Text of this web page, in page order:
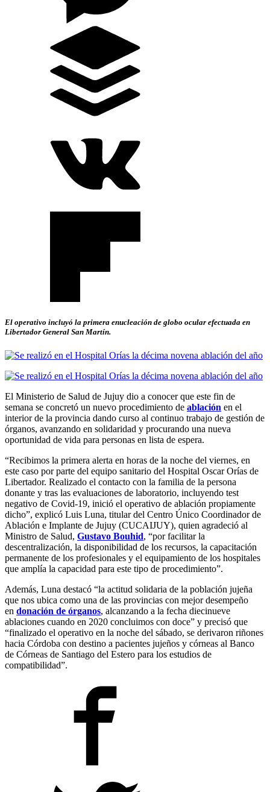
El operativo incluyó la primera enucleación de globo ocular efectuada en
Libertador General San Martín.
El Ministerio de Salud de Jujuy dio a conocer que este fin de
semana se concretó un nuevo procedimiento de ablación en el
interior de la provincia dando curso al continuo trabajo de gestión de
órganos, avanzando en solidaridad y procurando una nueva
oportunidad de vida para personas en lista de espera.
“Recibimos la primera alerta en horas de la noche del viernes, en
este caso por parte del equipo sanitario del Hospital Oscar Orías de
Libertador. Realizado el contacto con la familia de la persona
donante y tras las evaluaciones de laboratorio, incluyendo test
negativo de Covid-19, inició el operativo de ablación propiamente
dicho”, explicó Luis Luna, titular del Centro Único Coordinador de
Ablación e Implante de Jujuy (CUCAIJUY), quien agradeció al
Ministro de Salud, Gustavo Bouhid, “por facilitar la
descentralización, la disponibilidad de los recursos, la capacitación
permanente de los profesionales y el equipamiento de los hospitales
que amplía la capacidad para este tipo de procedimiento”.
Además, Luna destacó “la actitud solidaria de la población jujeña
que nos ubica como una de las provincias con mejor desempeño
en donación de órganos, alcanzando a la fecha diecinueve
ablaciones cuando en 2020 concluimos con doce” y precisó que
“finalizado el operativo en la noche del sábado, se derivaron riñones
hacia Córdoba con destino a pacientes jujeños y córneas al Banco
de Córneas de Santiago del Estero para los estudios de
compatibilidad”.